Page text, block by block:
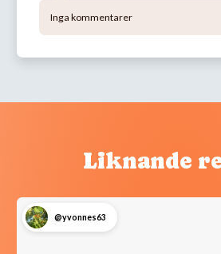
Inga kommentarer
Liknande
@yvonnes63